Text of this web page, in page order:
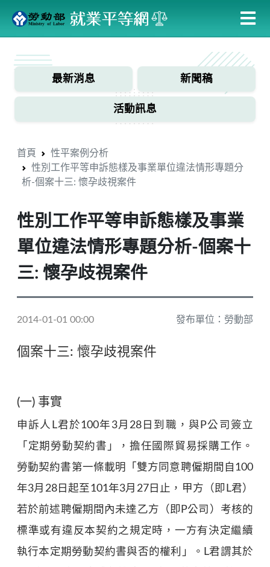
主
最新消息 新聞稿
活動訊息
首頁
性平案例分析
性別工作平等申訴態樣及事業單位違法情形專題分
析-個案十三: 懷孕歧視案件
性別工作平等申訴態樣及事業
單位違法情形專題分析-個案十
三: 懷孕歧視案件
2014-01-01 00:00 發布單位：勞動部
個案十三: 懷孕歧視案件
(一) 事實
申訴人L君於100年3月28日到職，與P公司簽立
「定期勞動契約書」，擔任國際貿易採購工作。
勞動契約書第一條載明「雙方同意聘僱期間自100
年3月28日起至101年3月27日止，甲方（即L君）
若於前述聘僱期間內未達乙方（即P公司）考核的
標準或有違反本契約之規定時，一方有決定繼續
執行本定期勞動契約書與否的權利」。L君謂其於